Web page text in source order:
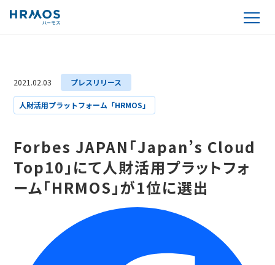
2021.02.03 プレスリリース
人財活用プラットフォーム「HRMOS」
Forbes JAPAN「Japan’s Cloud
Top10」にて人財活用プラットフォ
ーム「HRMOS」が1位に選出